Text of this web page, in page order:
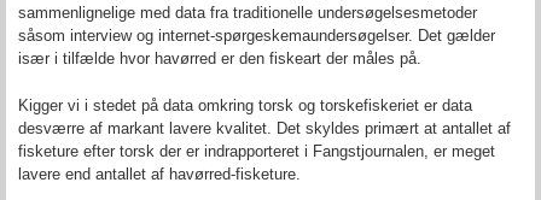
sammenlignelige med data fra traditionelle undersøgelsesmetoder
såsom interview og internet-spørgeskemaundersøgelser. Det gælder
især i tilfælde hvor havørred er den fiskeart der måles på.
Kigger vi i stedet på data omkring torsk og torskefiskeriet er data
desværre af markant lavere kvalitet. Det skyldes primært at antallet af
fisketure efter torsk der er indrapporteret i Fangstjournalen, er meget
lavere end antallet af havørred-fisketure.